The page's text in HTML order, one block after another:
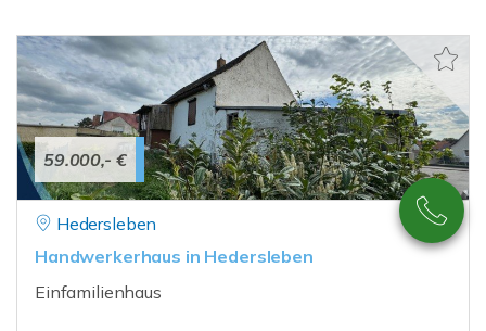
59.000,- €
Hedersleben
Handwerkerhaus in Hedersleben
Einfamilienhaus